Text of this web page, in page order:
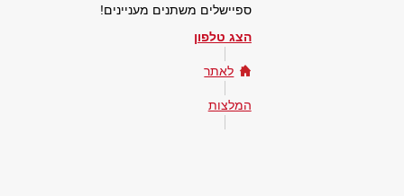
ספיישלים משתנים מעניינים!
הצג טלפון
לאתר
המלצות